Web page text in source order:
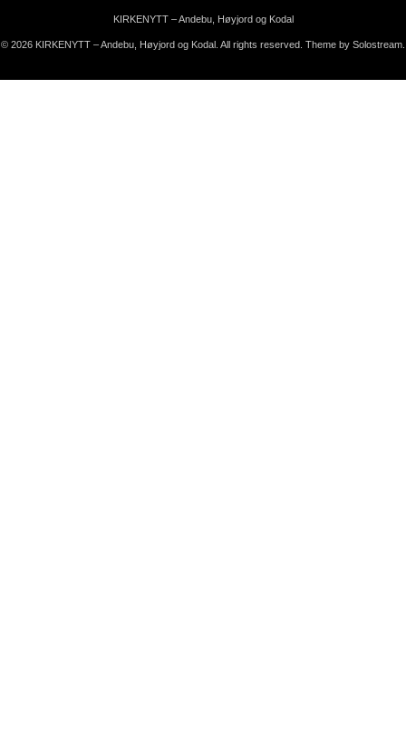
KIRKENYTT – Andebu, Høyjord og Kodal
© 2026 KIRKENYTT – Andebu, Høyjord og Kodal. All rights reserved. Theme by Solostream